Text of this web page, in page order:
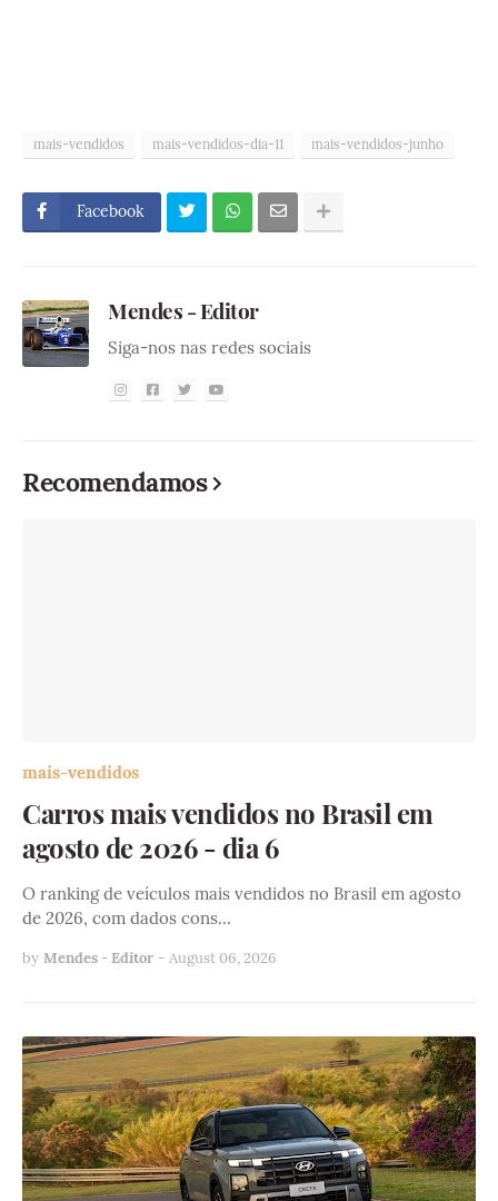
mais-vendidos mais-vendidos-dia-11 mais-vendidos-junho
Facebook
Mendes - Editor
Siga-nos nas redes sociais
Recomendamos
mais-vendidos
Carros mais vendidos no Brasil em
agosto de 2026 - dia 6
O ranking de veículos mais vendidos no Brasil em agosto
de 2026, com dados cons…
by Mendes - Editor - August 06, 2026